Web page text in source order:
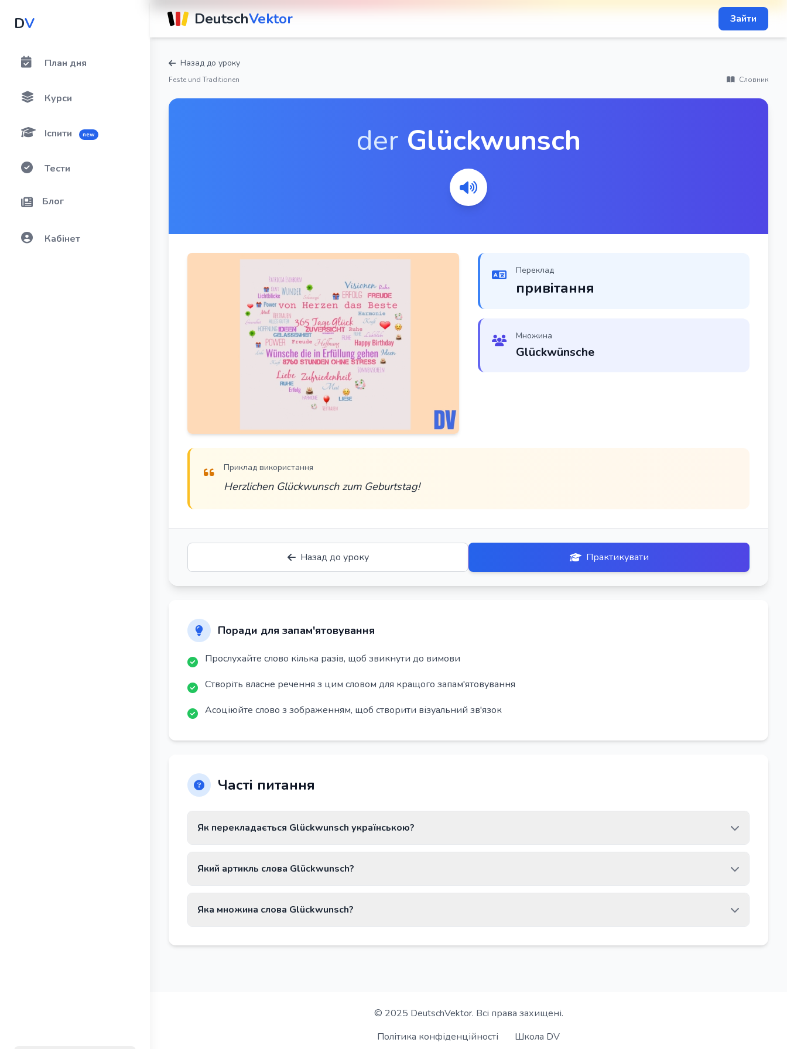
DV
План дня
Курси
Іспити new
Тести
Блог
Кабінет
DeutschVektor Зайти
Назад до уроку
Feste und Traditionen Словник
der Glückwunsch
Переклад
привітання
Множина
Glückwünsche
Приклад використання
Herzlichen Glückwunsch zum Geburtstag!
Назад до уроку Практикувати
Поради для запам'ятовування
Прослухайте слово кілька разів, щоб звикнути до вимови
Створіть власне речення з цим словом для кращого запам'ятовування
Асоціюйте слово з зображенням, щоб створити візуальний зв'язок
Часті питання
Як перекладається Glückwunsch українською?
Який артикль слова Glückwunsch?
Яка множина слова Glückwunsch?
Множина слова Glückwunsch - Glückwünsche.
© 2025 DeutschVektor. Всі права захищені.
Політика конфіденційності
Школа DV